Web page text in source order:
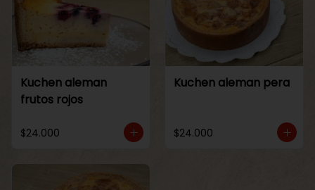
Kuchen aleman
frutos rojos
$24.000
Kuchen aleman pera
$24.000